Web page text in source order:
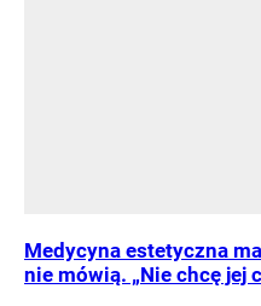
Medycyna estetyczna
nie mówią. „Nie chcę jej